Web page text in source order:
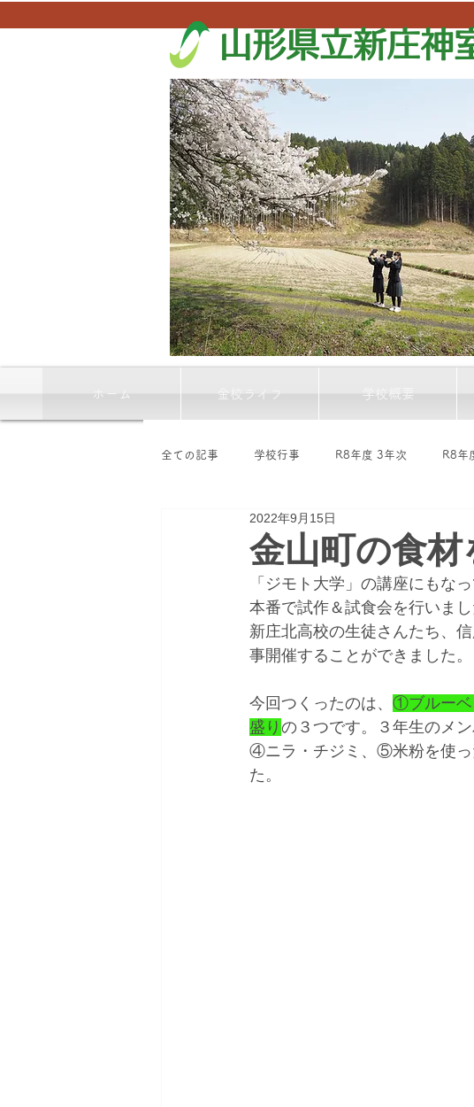
山形県立新庄神
ホーム 金校ライフ 学校概要
全ての記事 学校行事 R8年度 3年次 R8年
軽スポーツ／ボランティア部
金山町の食
2022年9月15日
「ジモト大学」の講座にもな
本番で試作＆試食会を行いま
新庄北高校の生徒さんたち、
事開催することができました。
今回つくったのは、 ①ブルーベ
盛り の３つです。３年生のメ
④ニラ・チジミ、⑤米粉を使っ
た。